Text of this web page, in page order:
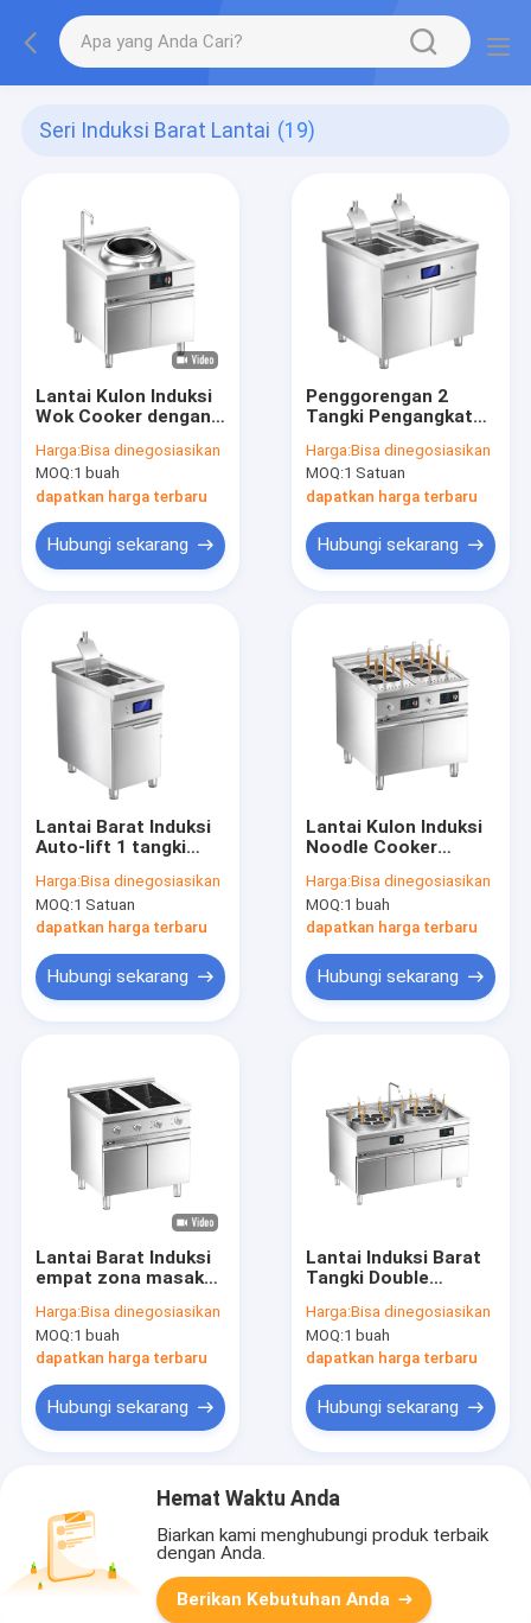
Seri Induksi Barat Lantai (19)
Lantai Kulon Induksi
Wok Cooker dengan
Harga:Bisa dinegosiasikan
MOQ:1 buah
dapatkan harga terbaru
Hubungi sekarang
Penggorengan 2
Tangki Pengangkat
Barat Lantai dengan
Kabinet
Harga:Bisa dinegosiasikan
MOQ:1 Satuan
dapatkan harga terbaru
Hubungi sekarang
Lantai Barat Induksi
Auto-lift 1 tangki
Harga:Bisa dinegosiasikan
MOQ:1 Satuan
dapatkan harga terbaru
Hubungi sekarang
Lantai Kulon Induksi
Noodle Cooker
Harga:Bisa dinegosiasikan
MOQ:1 buah
dapatkan harga terbaru
Hubungi sekarang
Lantai Barat Induksi
empat zona masak
Harga:Bisa dinegosiasikan
MOQ:1 buah
dapatkan harga terbaru
Hubungi sekarang
Lantai Induksi Barat
Tangki Double
dengan kabinet
Harga:Bisa dinegosiasikan
MOQ:1 buah
dapatkan harga terbaru
Hubungi sekarang
Hemat Waktu Anda
Biarkan kami menghubungi produk terbaik
dengan Anda.
Berikan Kebutuhan Anda